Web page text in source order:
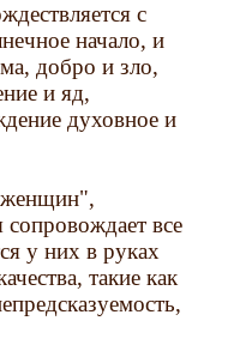
с
начало, и
добро и зло,
и яд,
духовное и
женщин",
сопровождает все
у них в руках
такие как